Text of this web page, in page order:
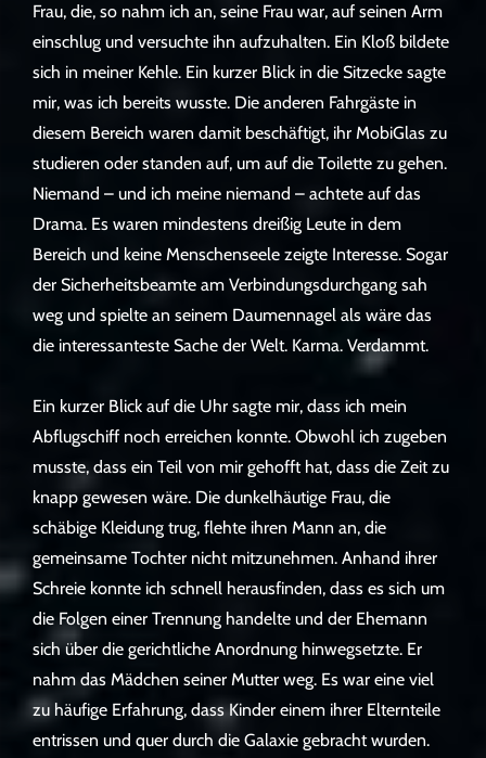
Frau, die, so nahm ich an, seine Frau war, auf seinen Arm
einschlug und versuchte ihn aufzuhalten. Ein Kloß bildete
sich in meiner Kehle. Ein kurzer Blick in die Sitzecke sagte
mir, was ich bereits wusste. Die anderen Fahrgäste in
diesem Bereich waren damit beschäftigt, ihr MobiGlas zu
studieren oder standen auf, um auf die Toilette zu gehen.
Niemand – und ich meine niemand – achtete auf das
Drama. Es waren mindestens dreißig Leute in dem
Bereich und keine Menschenseele zeigte Interesse. Sogar
der Sicherheitsbeamte am Verbindungsdurchgang sah
weg und spielte an seinem Daumennagel als wäre das
die interessanteste Sache der Welt. Karma. Verdammt.
Ein kurzer Blick auf die Uhr sagte mir, dass ich mein
Abflugschiff noch erreichen konnte. Obwohl ich zugeben
musste, dass ein Teil von mir gehofft hat, dass die Zeit zu
knapp gewesen wäre. Die dunkelhäutige Frau, die
schäbige Kleidung trug, flehte ihren Mann an, die
gemeinsame Tochter nicht mitzunehmen. Anhand ihrer
Schreie konnte ich schnell herausfinden, dass es sich um
die Folgen einer Trennung handelte und der Ehemann
sich über die gerichtliche Anordnung hinwegsetzte. Er
nahm das Mädchen seiner Mutter weg. Es war eine viel
zu häufige Erfahrung, dass Kinder einem ihrer Elternteile
entrissen und quer durch die Galaxie gebracht wurden.